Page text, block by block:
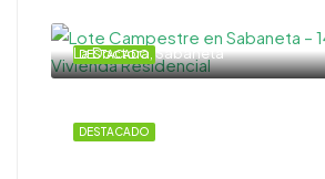
DESTACADO
La Doctora, Sabaneta
DESTACADO